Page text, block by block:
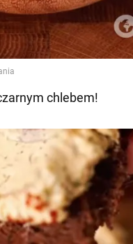
chlebem!